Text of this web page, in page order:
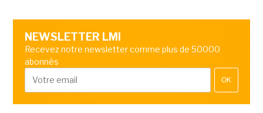
NEWSLETTER LMI
Recevez notre newsletter comme plus de 50000
abonnés
OK